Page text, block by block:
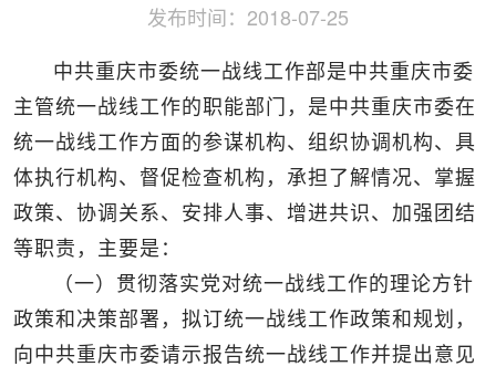
发布时间： 2018-07-25
中共重庆市委统一战线工作部是中共重庆市委
主管统一战线工作的职能部门，是中共重庆市委在
统一战线工作方面的参谋机构、组织协调机构、具
体执行机构、督促检查机构，承担了解情况、掌握
政策、协调关系、安排人事、增进共识、加强团结
等职责，主要是：
（一）贯彻落实党对统一战线工作的理论方针
政策和决策部署，拟订统一战线工作政策和规划，
向中共重庆市委请示报告统一战线工作并提出意见